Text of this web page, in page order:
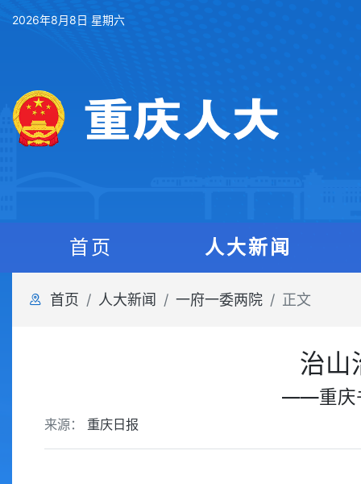
2026年8月8日 星期六
首页 人大新闻
首页 人大新闻 一府一委两院 正文
治山
——重庆
来源： 重庆日报